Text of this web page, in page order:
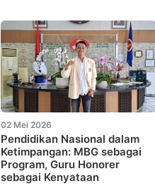
02 Mei 2026
Pendidikan Nasional dalam
Ketimpangan: MBG sebagai
Program, Guru Honorer
sebagai Kenyataan